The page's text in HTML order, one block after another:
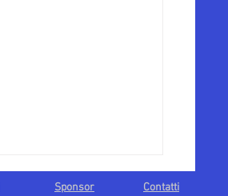
Sponsor Contatti